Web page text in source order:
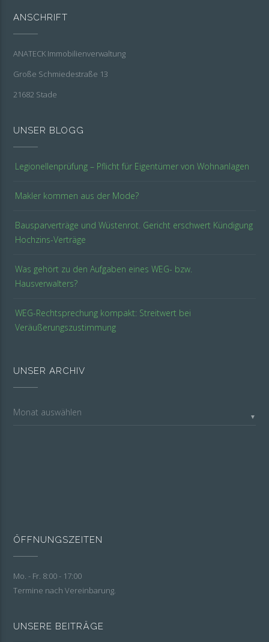
ANSCHRIFT
ANATECK Immobilienverwaltung
Große Schmiedestraße 13
21682 Stade
UNSER BLOGG
Legionellenprüfung – Pflicht für Eigentümer von Wohnanlagen
Makler kommen aus der Mode?
Bausparverträge und Wüstenrot. Gericht erschwert Kündigung
Hochzins-Verträge
Was gehört zu den Aufgaben eines WEG- bzw.
Hausverwalters?
WEG-Rechtsprechung kompakt: Streitwert bei
Veräußerungszustimmung
UNSER ARCHIV
▼
ÖFFNUNGSZEITEN
Mo. - Fr. 8:00 - 17:00
Termine nach Vereinbarung.
UNSERE BEITRÄGE